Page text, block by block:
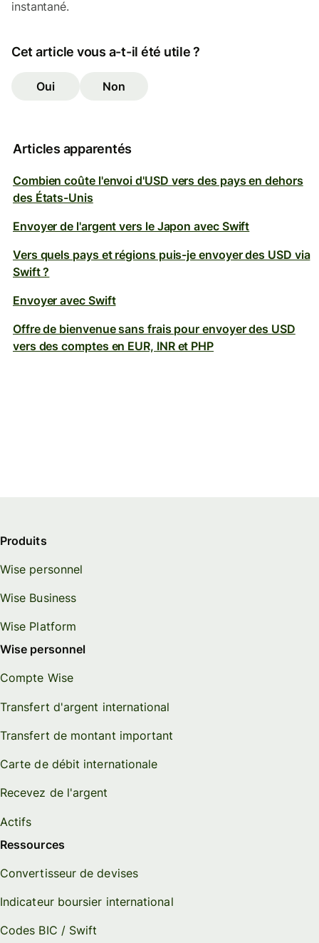
instantané.
Cet article vous a-t-il été utile ?
Oui Non
Articles apparentés
Combien coûte l'envoi d'USD vers des pays en dehors
des États-Unis
Envoyer de l'argent vers le Japon avec Swift
Vers quels pays et régions puis-je envoyer des USD via
Swift ?
Envoyer avec Swift
Offre de bienvenue sans frais pour envoyer des USD
vers des comptes en EUR, INR et PHP
Produits
Wise personnel
Wise Business
Wise Platform
Wise personnel
Compte Wise
Transfert d'argent international
Transfert de montant important
Carte de débit internationale
Recevez de l'argent
Actifs
Ressources
Convertisseur de devises
Indicateur boursier international
Codes BIC / Swift